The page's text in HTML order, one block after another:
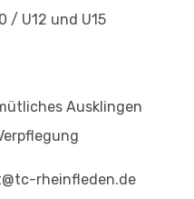
/ U12 und U15
Ausklingen
rheinfleden.de